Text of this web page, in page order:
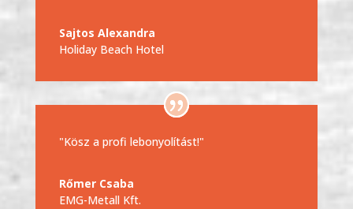
Sajtos Alexandra
Holiday Beach Hotel
"Kösz a profi lebonyolítást!"
Rőmer Csaba
EMG-Metall Kft.